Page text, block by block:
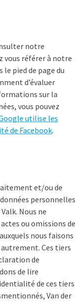
notre
vous référer à notre
le pied de page du
d’évaluer
sur la
vous pouvez
utilise les
de Facebook.
et/ou de
personnelles
Nous ne
ou omissions de
nous faisons
Ces tiers
de
de lire
de ces tiers
Van der